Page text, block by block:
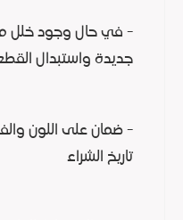
- في حال وجود خلل
جديدة واستبدال
تاريخ الشراء